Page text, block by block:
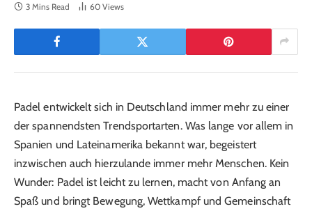
3 Mins Read
60 Views
Padel entwickelt sich in Deutschland immer mehr zu einer
der spannendsten Trendsportarten. Was lange vor allem in
Spanien und Lateinamerika bekannt war, begeistert
inzwischen auch hierzulande immer mehr Menschen. Kein
Wunder: Padel ist leicht zu lernen, macht von Anfang an
Spaß und bringt Bewegung, Wettkampf und Gemeinschaft